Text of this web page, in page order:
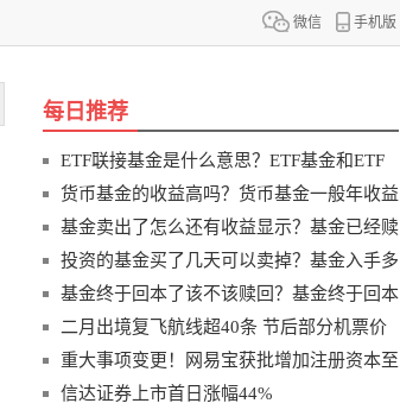
微信 手机版
每日推荐
ETF联接基金是什么意思？ETF基金和ETF
联
货币基金的收益高吗？货币基金一般年收益
基金卖出了怎么还有收益显示？基金已经赎
投资的基金买了几天可以卖掉？基金入手多
基金终于回本了该不该赎回？基金终于回本
二月出境复飞航线超40条 节后部分机票价
重大事项变更！网易宝获批增加注册资本至
信达证券上市首日涨幅44%